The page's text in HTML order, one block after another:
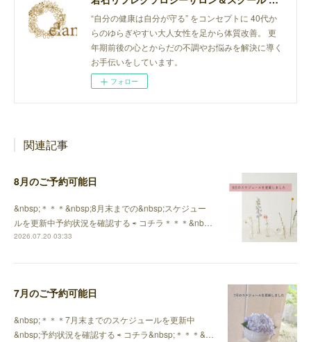
“自分の健康は自分が守る” をコンセプトに 40代か
らのゆらぎやすい大人女性を足から体質改善。 更
年期前後の心とからだの不調やお悩みを解決に導く
お手伝いをしています。
フォロー
関連記事
8月のご予約可能日
&nbsp;＊＊＊&nbsp;8月末までの&nbsp;スケジュー
ルを更新中予約状況を確認する ⇨ コチラ＊＊＊&nb…
2026.07.20 03:33
7月のご予約可能日
&nbsp;＊＊＊7月末までのスケジュールを更新中
&nbsp;予約状況を確認する ⇨ コチラ&nbsp;＊＊＊&…